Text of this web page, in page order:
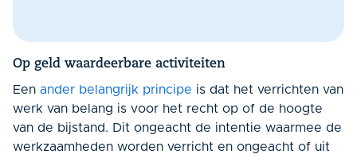
Op geld waardeerbare activiteiten
Een ander belangrijk principe is dat het verrichten van
werk van belang is voor het recht op of de hoogte
van de bijstand. Dit ongeacht de intentie waarmee de
werkzaamheden worden verricht en ongeacht of uit